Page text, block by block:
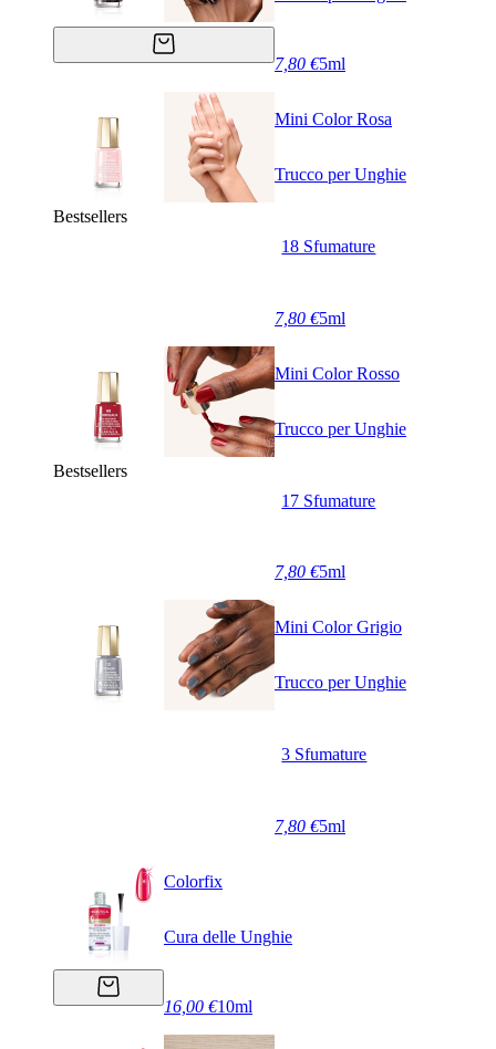
7,80 €5ml
Bestsellers
Mini Color Rosa
Trucco per Unghie
18 Sfumature
7,80 €5ml
Bestsellers
Mini Color Rosso
Trucco per Unghie
17 Sfumature
7,80 €5ml
Mini Color Grigio
Trucco per Unghie
3 Sfumature
7,80 €5ml
Colorfix
Cura delle Unghie
16,00 €10ml